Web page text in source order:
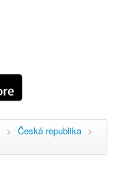
> Česká republika >